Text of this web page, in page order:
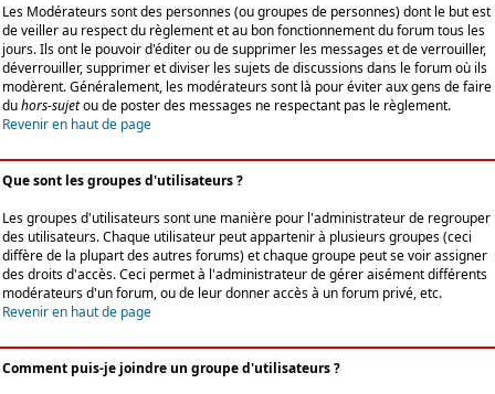
Les Modérateurs sont des personnes (ou groupes de personnes) dont le but est
de veiller au respect du règlement et au bon fonctionnement du forum tous les
jours. Ils ont le pouvoir d'éditer ou de supprimer les messages et de verrouiller,
déverrouiller, supprimer et diviser les sujets de discussions dans le forum où ils
modèrent. Généralement, les modérateurs sont là pour éviter aux gens de faire
duhors-sujetou de poster des messages ne respectant pas le règlement.
Revenir en haut de page
Que sont les groupes d'utilisateurs ?
Les groupes d'utilisateurs sont une manière pour l'administrateur de regrouper
des utilisateurs. Chaque utilisateur peut appartenir à plusieurs groupes (ceci
diffère de la plupart des autres forums) et chaque groupe peut se voir assigner
des droits d'accès. Ceci permet à l'administrateur de gérer aisément différents
modérateurs d'un forum, ou de leur donner accès à un forum privé, etc.
Revenir en haut de page
Comment puis-je joindre un groupe d'utilisateurs ?